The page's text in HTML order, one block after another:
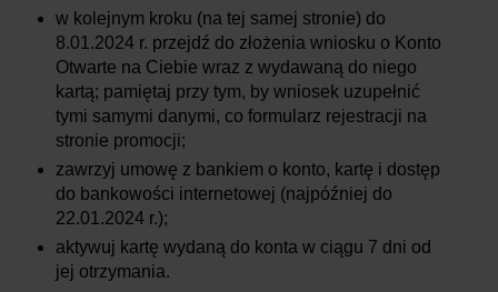
w kolejnym kroku (na tej samej stronie) do
8.01.2024 r. przejdź do złożenia wniosku o Konto
Otwarte na Ciebie wraz z wydawaną do niego
kartą; pamiętaj przy tym, by wniosek uzupełnić
tymi samymi danymi, co formularz rejestracji na
stronie promocji;
zawrzyj umowę z bankiem o konto, kartę i dostęp
do bankowości internetowej (najpóźniej do
22.01.2024 r.);
aktywuj kartę wydaną do konta w ciągu 7 dni od
jej otrzymania.